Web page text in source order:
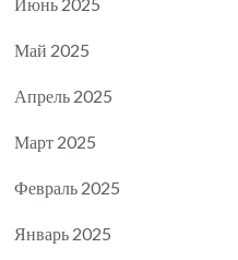
Май 2025
Апрель 2025
Март 2025
Февраль 2025
Январь 2025